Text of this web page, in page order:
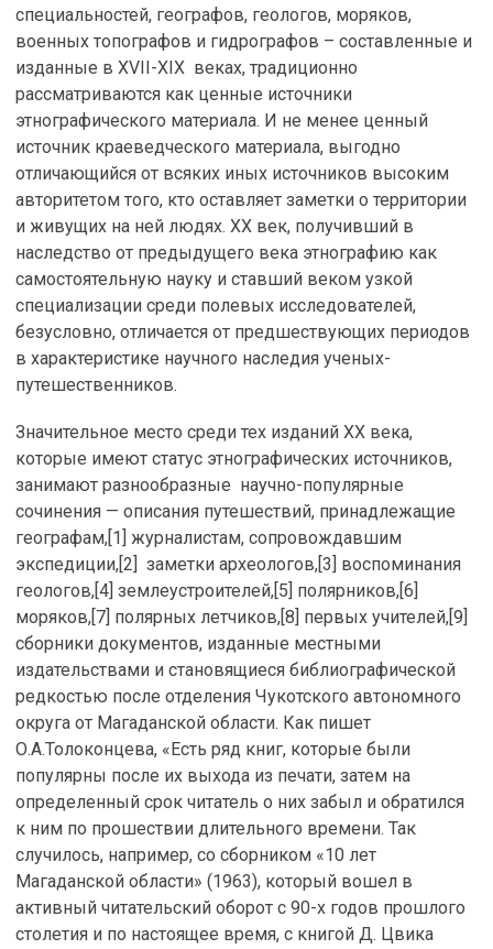
специальностей, географов, геологов, моряков,
военных топографов и гидрографов – составленные и
изданные в XVII-XIX веках, традиционно
рассматриваются как ценные источники
этнографического материала. И не менее ценный
источник краеведческого материала, выгодно
отличающийся от всяких иных источников высоким
авторитетом того, кто оставляет заметки о территории
и живущих на ней людях. ХХ век, получивший в
наследство от предыдущего века этнографию как
самостоятельную науку и ставший веком узкой
специализации среди полевых исследователей,
безусловно, отличается от предшествующих периодов
в характеристике научного наследия ученых-
путешественников.
Значительное место среди тех изданий ХХ века,
которые имеют статус этнографических источников,
занимают разнообразные научно-популярные
сочинения — описания путешествий, принадлежащие
географам,[1] журналистам, сопровождавшим
экспедиции,[2] заметки археологов,[3] воспоминания
геологов,[4] землеустроителей,[5] полярников,[6]
моряков,[7] полярных летчиков,[8] первых учителей,[9]
сборники документов, изданные местными
издательствами и становящиеся библиографической
редкостью после отделения Чукотского автономного
округа от Магаданской области. Как пишет
О.А.Толоконцева, «Есть ряд книг, которые были
популярны после их выхода из печати, затем на
определенный срок читатель о них забыл и обратился
к ним по прошествии длительного времени. Так
случилось, например, со сборником «10 лет
Магаданской области» (1963), который вошел в
активный читательский оборот с 90-х годов прошлого
столетия и по настоящее время, с книгой Д. Цвика